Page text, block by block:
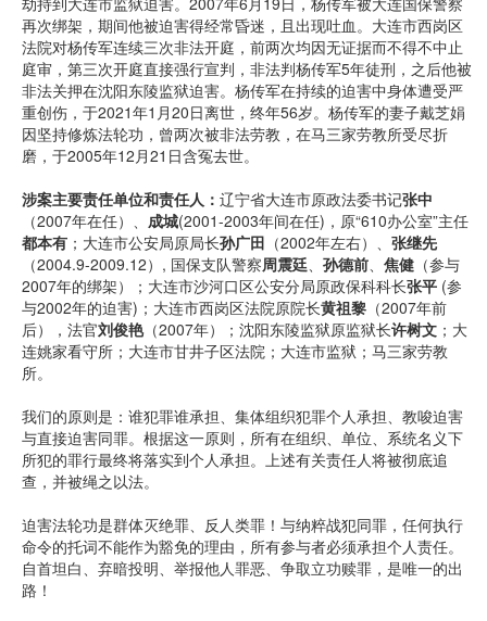
再次绑架，期间他被迫害得经常昏迷，且出现吐血。大连市西岗区
法院对杨传军连续三次非法开庭，前两次均因无证据而不得不中止
庭审，第三次开庭直接强行宣判，非法判杨传军5年徒刑，之后他被
非法关押在沈阳东陵监狱迫害。杨传军在持续的迫害中身体遭受严
重创伤，于2021年1月20日离世，终年56岁。杨传军的妻子戴芝娟
因坚持修炼法轮功，曾两次被非法劳教，在马三家劳教所受尽折
磨，于2005年12月21日含冤去世。
涉案主要责任单位和责任人： 辽宁省大连市原政法委书记张中
（2007年在任）、 成城(2001-2003年间在任)，原“610办公室”主任
都本有 ；大连市公安局原局长孙广田 （2002年左右）、 张继先
（2004.9-2009.12）, 国保支队警察周震廷、 孙德前、 焦健 （参与
2007年的绑架）；大连市沙河口区公安分局原政保科科长张平 (参
与2002年的迫害)；大连市西岗区法院原院长黄祖黎 （2007年前
后），法官刘俊艳（2007年）；沈阳东陵监狱原监狱长许树文 ；大
连姚家看守所；大连市甘井子区法院；大连市监狱；马三家劳教
所。
我们的原则是：谁犯罪谁承担、集体组织犯罪个人承担、教唆迫害
与直接迫害同罪。根据这一原则，所有在组织、单位、系统名义下
所犯的罪行最终将落实到个人承担。上述有关责任人将被彻底追
查，并被绳之以法。
迫害法轮功是群体灭绝罪、反人类罪！与纳粹战犯同罪，任何执行
命令的托词不能作为豁免的理由，所有参与者必须承担个人责任。
自首坦白、弃暗投明、举报他人罪恶、争取立功赎罪，是唯一的出
路！